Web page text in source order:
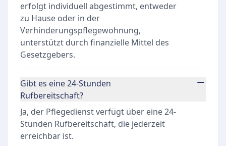
erfolgt individuell abgestimmt, entweder
zu Hause oder in der
Verhinderungspflegewohnung,
unterstützt durch finanzielle Mittel des
Gesetzgebers.
Gibt es eine 24-Stunden
Rufbereitschaft?
Ja, der Pflegedienst verfügt über eine 24-
Stunden Rufbereitschaft, die jederzeit
erreichbar ist.